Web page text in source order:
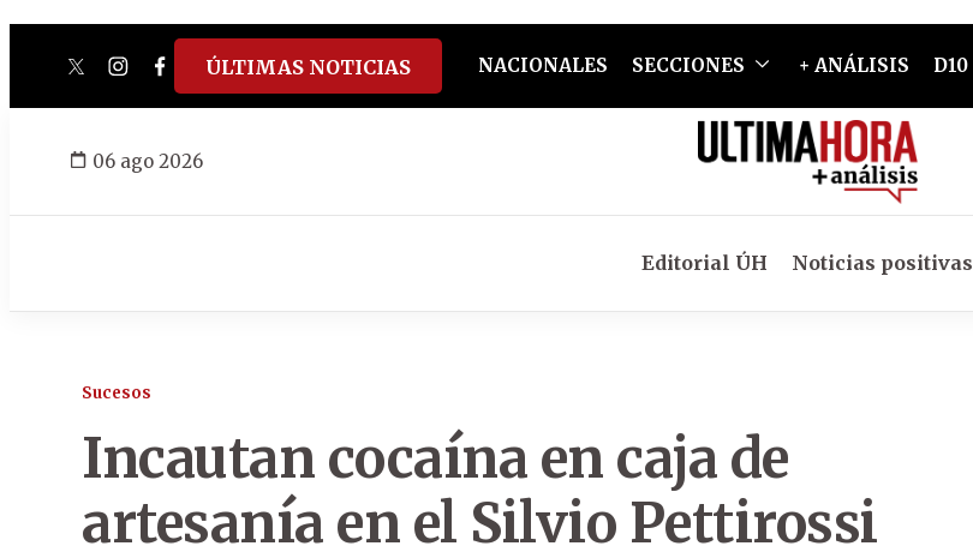
twitterinstagram
facebook
tiktokyoutube
spotify
ÚLTIMAS NOTICIAS NACIONALES SECCIONES + ANÁLISIS D10
06 ago 2026
Editorial ÚH Noticias positivas
Sucesos
Incautan cocaína en caja de
artesanía en el Silvio Pettirossi